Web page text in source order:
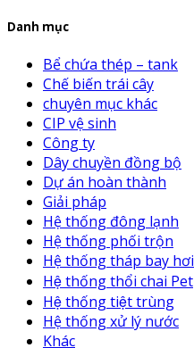
Danh mục
Bể chứa thép – tank
Chế biến trái cây
chuyên mục khác
CIP vệ sinh
Công ty
Dây chuyền đồng bộ
Dự án hoàn thành
Giải pháp
Hệ thống đông lạnh
Hệ thống phối trộn
Hệ thống tháp bay hơi
Hệ thống thổi chai Pet
Hệ thống tiệt trùng
Hệ thống xử lý nước
Khác